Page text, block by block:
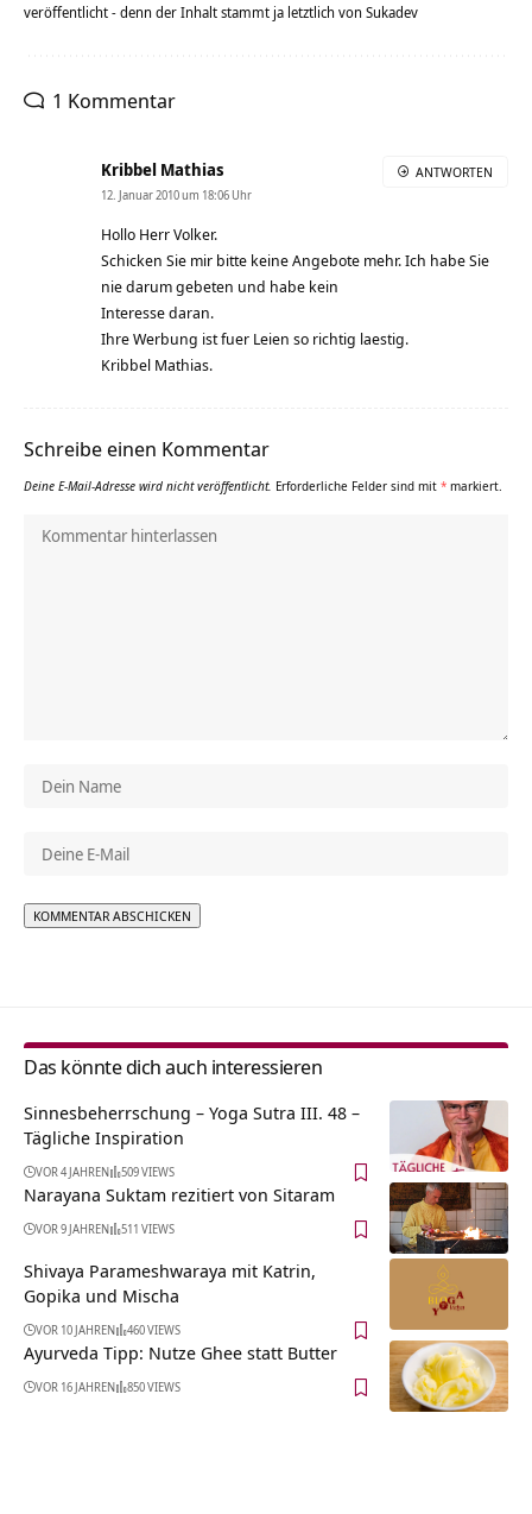
veröffentlicht - denn der Inhalt stammt ja letztlich von Sukadev
1 Kommentar
Kribbel Mathias
12. Januar 2010 um 18:06 Uhr
Hollo Herr Volker.
Schicken Sie mir bitte keine Angebote mehr. Ich habe Sie
nie darum gebeten und habe kein
Interesse daran.
Ihre Werbung ist fuer Leien so richtig laestig.
Kribbel Mathias.
ANTWORTEN
Schreibe einen Kommentar
Deine E-Mail-Adresse wird nicht veröffentlicht. Erforderliche Felder sind mit * markiert.
Das könnte dich auch interessieren
Sinnesbeherrschung – Yoga Sutra III. 48 –
Tägliche Inspiration
VOR 4 JAHREN 509 VIEWS
Narayana Suktam rezitiert von Sitaram
VOR 9 JAHREN 511 VIEWS
Shivaya Parameshwaraya mit Katrin,
Gopika und Mischa
VOR 10 JAHREN 460 VIEWS
Ayurveda Tipp: Nutze Ghee statt Butter
VOR 16 JAHREN 850 VIEWS